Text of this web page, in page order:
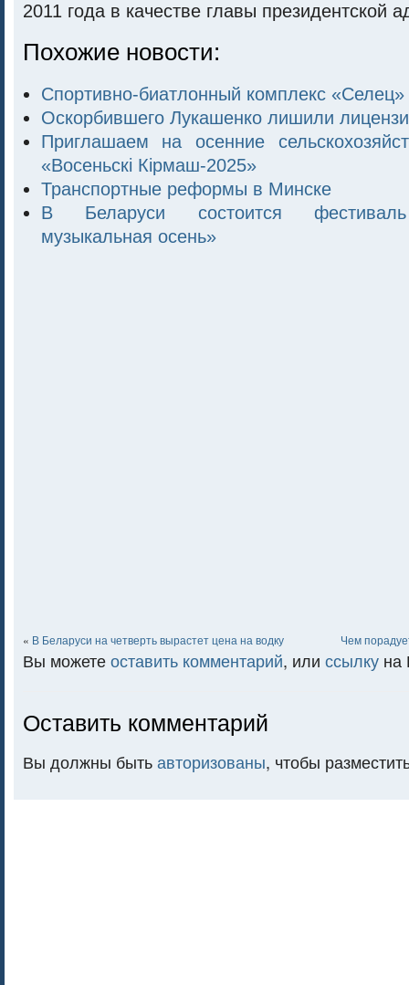
2011 года в качестве главы президентской
Похожие новости:
Спортивно-биатлонный комплекс «Селец»
Оскорбившего Лукашенко лишили
Приглашаем на осенние
«Восеньскi Кiрмаш-2025»
Транспортные реформы в Минске
В Беларуси состоится фестиваль
музыкальная осень»
« В Беларуси на четверть вырастет цена на водку Чем
Вы можетеоставить комментарий, или ссылку на
Оставить комментарий
Вы должны бытьавторизованы, чтобы